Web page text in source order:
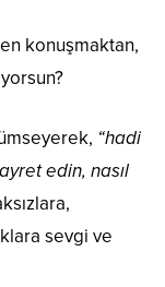
konuşmaktan,
“hadi
edin, nasıl
sevgi ve